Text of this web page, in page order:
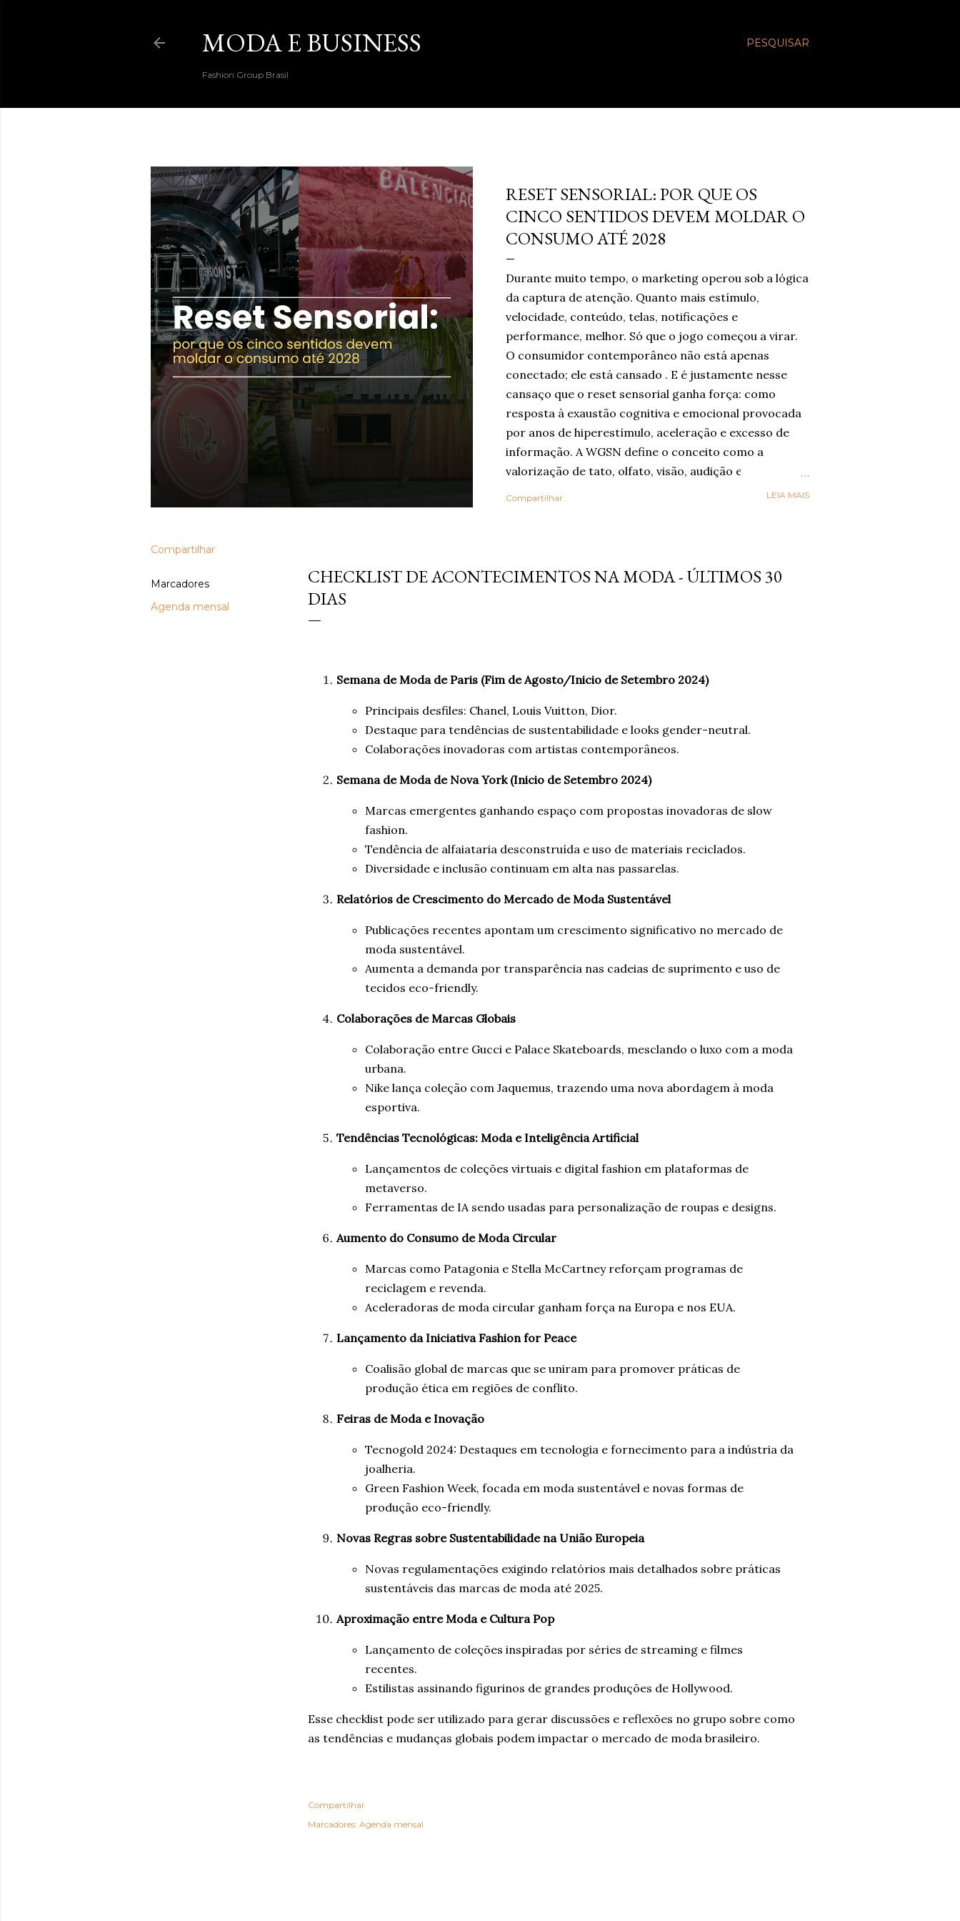
PESQUISAR
MODA E BUSINESS
Fashion Group Brasil
RESET SENSORIAL: POR QUE OS
CINCO SENTIDOS DEVEM MOLDAR O
CONSUMO ATÉ 2028
Durante muito tempo, o marketing operou sob a lógica
da captura de atenção. Quanto mais estímulo,
velocidade, conteúdo, telas, notificações e
performance, melhor. Só que o jogo começou a virar.
O consumidor contemporâneo não está apenas
conectado; ele está cansado . E é justamente nesse
cansaço que o reset sensorial ganha força: como
resposta à exaustão cognitiva e emocional provocada
por anos de hiperestímulo, aceleração e excesso de
informação. A WGSN define o conceito como a
valorização de tato, olfato, visão, audição e paladar
como ferramentas de bem-estar, presença e conexão .
Life Trends 2025 , descreve o movimento de Social
Rewilding , segundo o qual as pessoas buscam mais
Compartilhar LEIA MAIS
Compartilhar
Marcadores
Agenda mensal
CHECKLIST DE ACONTECIMENTOS NA MODA - ÚLTIMOS 30
DIAS
Semana de Moda de Paris (Fim de Agosto/Inicio de Setembro 2024)
Principais desfiles: Chanel, Louis Vuitton, Dior.
Destaque para tendências de sustentabilidade e looks gender-neutral.
Colaborações inovadoras com artistas contemporâneos.
Semana de Moda de Nova York (Inicio de Setembro 2024)
Marcas emergentes ganhando espaço com propostas inovadoras de slow
fashion.
Tendência de alfaiataria desconstruída e uso de materiais reciclados.
Diversidade e inclusão continuam em alta nas passarelas.
Relatórios de Crescimento do Mercado de Moda Sustentável
Publicações recentes apontam um crescimento significativo no mercado de
moda sustentável.
Aumenta a demanda por transparência nas cadeias de suprimento e uso de
tecidos eco-friendly.
Colaborações de Marcas Globais
Colaboração entre Gucci e Palace Skateboards, mesclando o luxo com a moda
urbana.
Nike lança coleção com Jaquemus, trazendo uma nova abordagem à moda
esportiva.
Tendências Tecnológicas: Moda e Inteligência Artificial
Lançamentos de coleções virtuais e digital fashion em plataformas de
metaverso.
Ferramentas de IA sendo usadas para personalização de roupas e designs.
Aumento do Consumo de Moda Circular
Marcas como Patagonia e Stella McCartney reforçam programas de
reciclagem e revenda.
Aceleradoras de moda circular ganham força na Europa e nos EUA.
Lançamento da Iniciativa Fashion for Peace
Coalisão global de marcas que se uniram para promover práticas de
produção ética em regiões de conflito.
Feiras de Moda e Inovação
Tecnogold 2024: Destaques em tecnologia e fornecimento para a indústria da
joalheria.
Green Fashion Week, focada em moda sustentável e novas formas de
produção eco-friendly.
Novas Regras sobre Sustentabilidade na União Europeia
Novas regulamentações exigindo relatórios mais detalhados sobre práticas
sustentáveis das marcas de moda até 2025.
Aproximação entre Moda e Cultura Pop
Lançamento de coleções inspiradas por séries de streaming e filmes
recentes.
Estilistas assinando figurinos de grandes produções de Hollywood.
Esse checklist pode ser utilizado para gerar discussões e reflexões no grupo sobre como
as tendências e mudanças globais podem impactar o mercado de moda brasileiro.
Compartilhar
Marcadores: Agenda mensal